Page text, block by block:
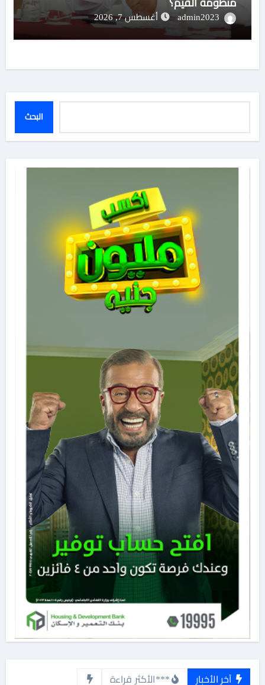
منظومة القيم؟
admin2023 أغسطس 7, 2026
البحث
آخر الأخبار ***الأكثر قراءة